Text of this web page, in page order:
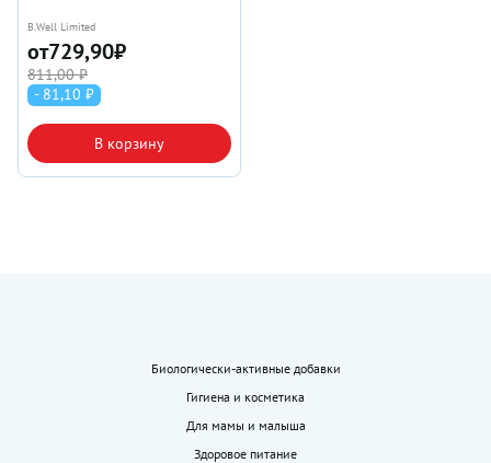
B.Well Limited
от729,90₽
811,00 ₽
- 81,10 ₽
В корзину
Биологически-активные добавки
Гигиена и косметика
Для мамы и малыша
Здоровое питание